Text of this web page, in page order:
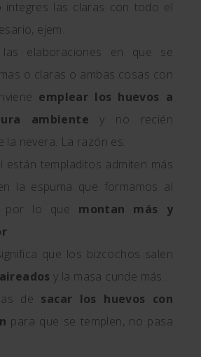
integres las claras con todo el
ejem.
elaboraciones en que se
o claras o ambas cosas con
emplear los huevos a
ambiente y no recién
la nevera. La razón es:
están templaditos admiten más
la espuma que formamos al
por lo que montan más y
.
que los bizcochos salen
y la masa cunde más.
de sacar los huevos con
para que se templen, no pasa